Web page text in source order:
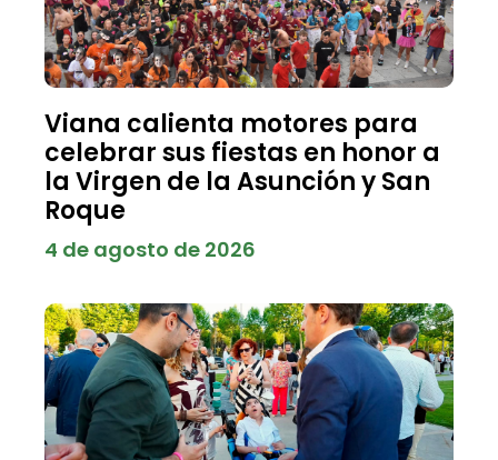
Viana calienta motores para
celebrar sus fiestas en honor a
la Virgen de la Asunción y San
Roque
4 de agosto de 2026